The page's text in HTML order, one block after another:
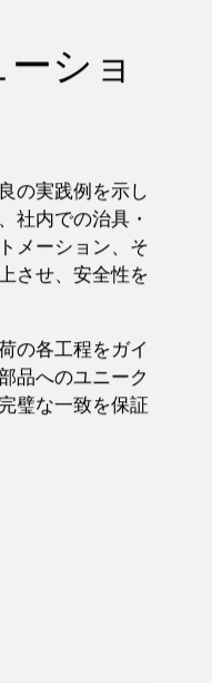
ショ
の実践例を示し
社内での治具・
メーション、そ
させ、安全性を
の各工程をガイ
品へのユニーク
璧な一致を保証